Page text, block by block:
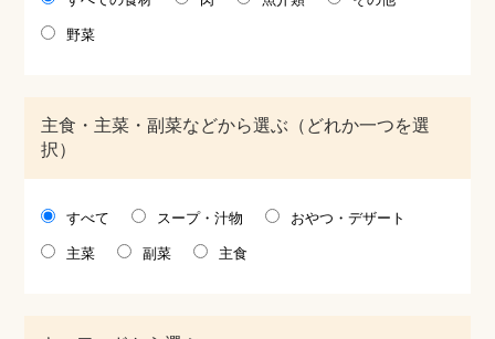
野菜
主食・主菜・副菜などから選ぶ（どれか一つを選
択）
すべて スープ・汁物 おやつ・デザート
主菜 副菜 主食